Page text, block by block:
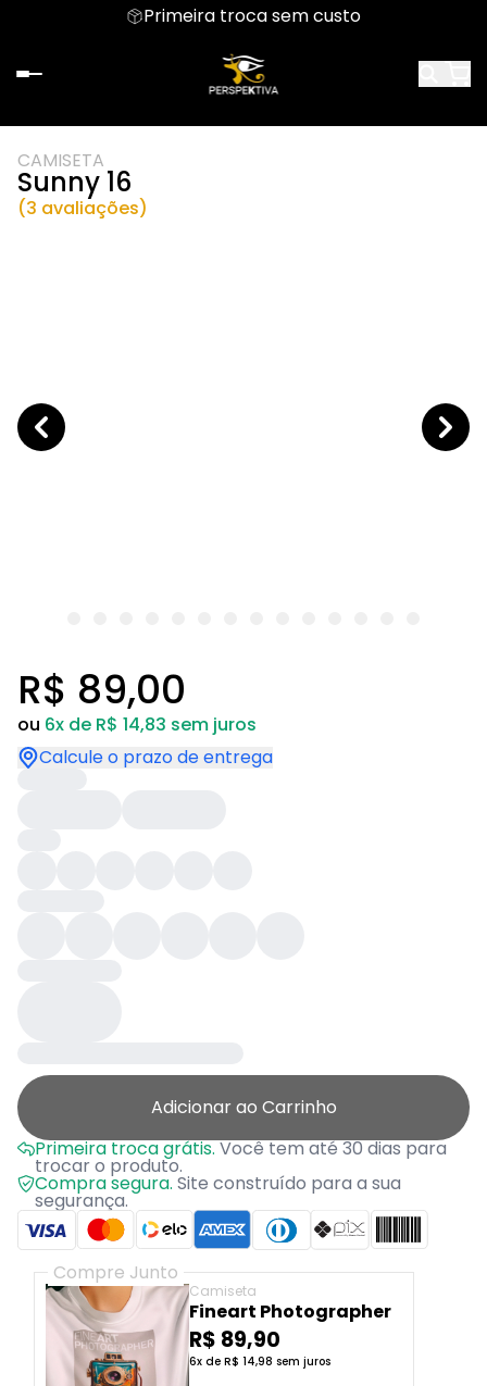
Primeira troca sem custo
CAMISETA
Sunny 16
(3 avaliações)
R$ 89,00
ou 6x de R$ 14,83 sem juros
Calcule o prazo de entrega
Adicionar ao Carrinho
Primeira troca grátis.Você tem até 30 dias para
trocar o produto.
Compra segura. Site construído para a sua
segurança.
Compre Junto
Camiseta
Fineart Photographer
R$ 89,90
6x de R$ 14,98 sem juros